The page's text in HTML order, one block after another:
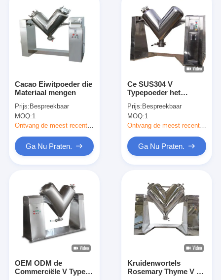
Cacao Eiwitpoeder die
Materiaal mengen
Prijs: Bespreekbaar
MOQ:1
Ontvang de meest recente Prijs
Ga Nu Praten.
Ce SUS304 V
Typepoeder het
van het Machine de
Spiegel Opgepoetste
Detergent Poeder
Prijs: Bespreekbaar
MOQ:1
Ga Nu Praten.
OEM ODM de
Commerciële V Type
Kruidenwortels
Rosemary Thyme V de